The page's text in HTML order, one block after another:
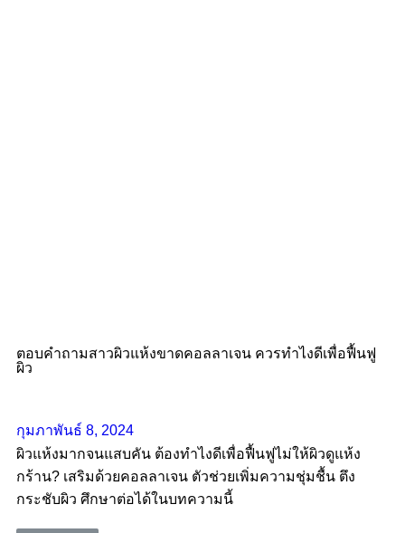
ตอบคำถามสาวผิวแห้งขาดคอลลาเจน ควรทําไงดีเพื่อฟื้นฟู
ผิว
กุมภาพันธ์ 8, 2024
ผิวแห้งมากจนแสบคัน ต้องทำไงดีเพื่อฟื้นฟูไม่ให้ผิวดูแห้ง
กร้าน? เสริมด้วยคอลลาเจน ตัวช่วยเพิ่มความชุ่มชื้น ตึง
กระชับผิว ศึกษาต่อได้ในบทความนี้